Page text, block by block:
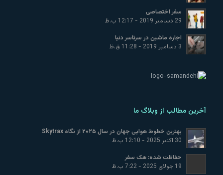
سفر اختصاصی
29 دسامبر 2019 - 12:17 ب.ظ
اجاره ماشین در سرتاسر دنیا
3 دسامبر 2019 - 11:28 ق.ظ
آخرین مطالب از وبلاگ ما
بهترین خطوط هوایی جهان در سال ۲۰۲۵ از نگاه Skytrax
30 اکتبر 2025 - 12:10 ب.ظ
حفاظت شده: هک سفر
19 جولای 2025 - 7:22 ب.ظ